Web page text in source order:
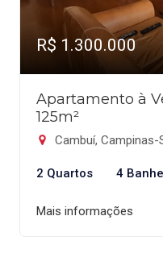
R$ 1.300.000
Apartamento à
125m²
Cambuí, Campinas-
2 Quartos 4
Mais informações